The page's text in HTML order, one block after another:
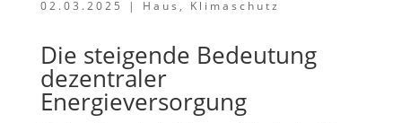
02.03.2025 | Haus , Klimaschutz
Die steigende Bedeutung
dezentraler
Energieversorgung